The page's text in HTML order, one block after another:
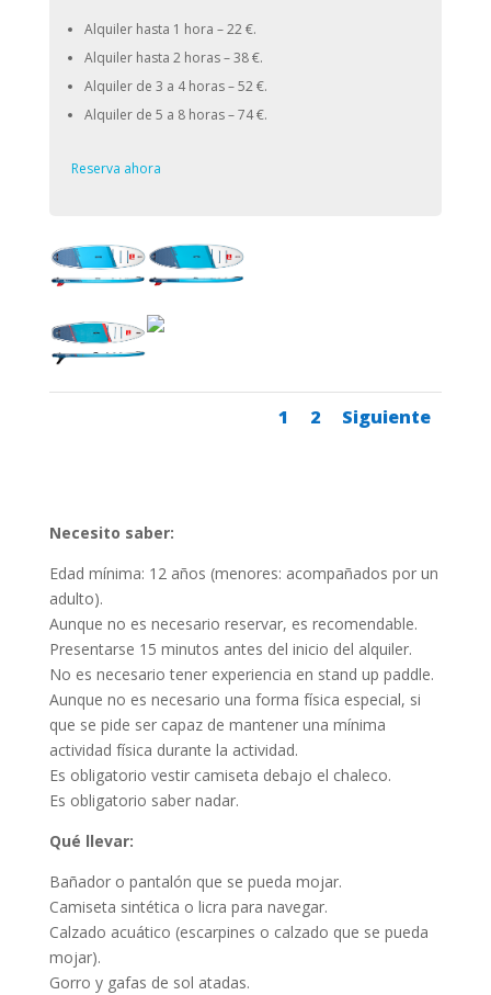
Alquiler hasta 1 hora – 22 €.
Alquiler hasta 2 horas – 38 €.
Alquiler de 3 a 4 horas – 52 €.
Alquiler de 5 a 8 horas – 74 €.
Reserva ahora
1 2 Siguiente
Necesito saber:
Edad mínima: 12 años (menores: acompañados por un
adulto).
Aunque no es necesario reservar, es recomendable.
Presentarse 15 minutos antes del inicio del alquiler.
No es necesario tener experiencia en stand up paddle.
Aunque no es necesario una forma física especial, si
que se pide ser capaz de mantener una mínima
actividad física durante la actividad.
Es obligatorio vestir camiseta debajo el chaleco.
Es obligatorio saber nadar.
Qué llevar:
Bañador o pantalón que se pueda mojar.
Camiseta sintética o licra para navegar.
Calzado acuático (escarpines o calzado que se pueda
mojar).
Gorro y gafas de sol atadas.